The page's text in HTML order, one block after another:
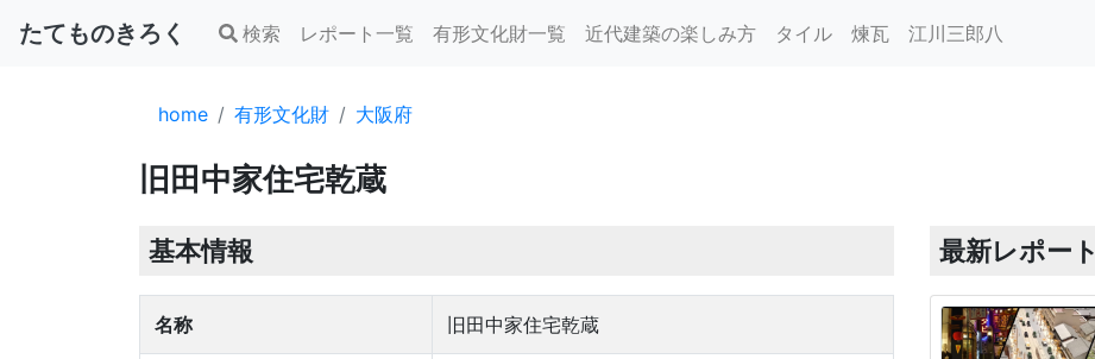
たてものきろく 検索 レポート一覧 有形文化財一覧 近代建築の楽しみ方 タイル 煉瓦 江川三郎八
home 有形文化財 大阪府
旧田中家住宅乾蔵
基本情報
名称 旧田中家住宅乾蔵
最新レポート